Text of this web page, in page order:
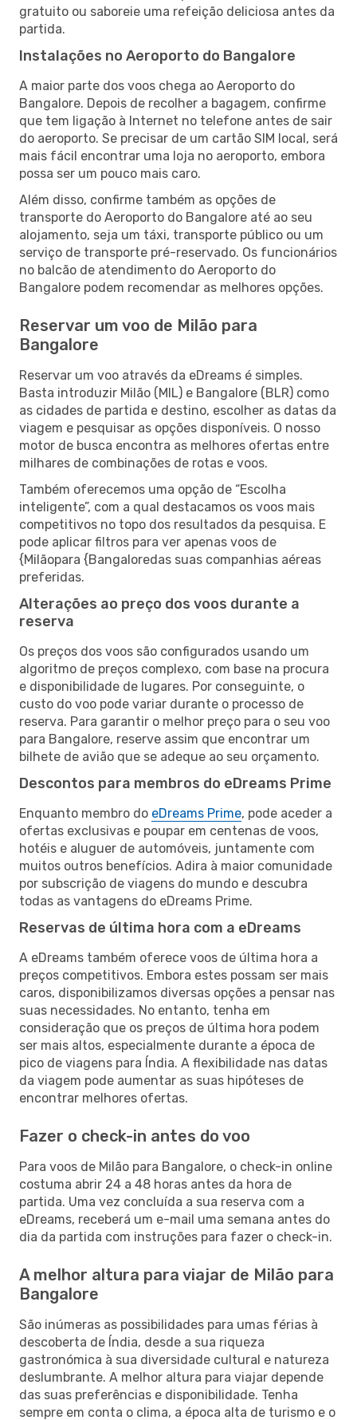
gratuito ou saboreie uma refeição deliciosa antes da
partida.
Instalações no Aeroporto do Bangalore
A maior parte dos voos chega ao Aeroporto do
Bangalore. Depois de recolher a bagagem, confirme
que tem ligação à Internet no telefone antes de sair
do aeroporto. Se precisar de um cartão SIM local, será
mais fácil encontrar uma loja no aeroporto, embora
possa ser um pouco mais caro.
Além disso, confirme também as opções de
transporte do Aeroporto do Bangalore até ao seu
alojamento, seja um táxi, transporte público ou um
serviço de transporte pré-reservado. Os funcionários
no balcão de atendimento do Aeroporto do
Bangalore podem recomendar as melhores opções.
Reservar um voo de Milão para
Bangalore
Reservar um voo através da eDreams é simples.
Basta introduzir Milão (MIL) e Bangalore (BLR) como
as cidades de partida e destino, escolher as datas da
viagem e pesquisar as opções disponíveis. O nosso
motor de busca encontra as melhores ofertas entre
milhares de combinações de rotas e voos.
Também oferecemos uma opção de “Escolha
inteligente”, com a qual destacamos os voos mais
competitivos no topo dos resultados da pesquisa. E
pode aplicar filtros para ver apenas voos de
{Milãopara {Bangaloredas suas companhias aéreas
preferidas.
Alterações ao preço dos voos durante a
reserva
Os preços dos voos são configurados usando um
algoritmo de preços complexo, com base na procura
e disponibilidade de lugares. Por conseguinte, o
custo do voo pode variar durante o processo de
reserva. Para garantir o melhor preço para o seu voo
para Bangalore, reserve assim que encontrar um
bilhete de avião que se adeque ao seu orçamento.
Descontos para membros do eDreams Prime
Enquanto membro do eDreams Prime, pode aceder a
ofertas exclusivas e poupar em centenas de voos,
hotéis e aluguer de automóveis, juntamente com
muitos outros benefícios. Adira à maior comunidade
por subscrição de viagens do mundo e descubra
todas as vantagens do eDreams Prime.
Reservas de última hora com a eDreams
A eDreams também oferece voos de última hora a
preços competitivos. Embora estes possam ser mais
caros, disponibilizamos diversas opções a pensar nas
suas necessidades. No entanto, tenha em
consideração que os preços de última hora podem
ser mais altos, especialmente durante a época de
pico de viagens para Índia. A flexibilidade nas datas
da viagem pode aumentar as suas hipóteses de
encontrar melhores ofertas.
Fazer o check-in antes do voo
Para voos de Milão para Bangalore, o check-in online
costuma abrir 24 a 48 horas antes da hora de
partida. Uma vez concluída a sua reserva com a
eDreams, receberá um e-mail uma semana antes do
dia da partida com instruções para fazer o check-in.
A melhor altura para viajar de Milão para
Bangalore
São inúmeras as possibilidades para umas férias à
descoberta de Índia, desde a sua riqueza
gastronómica à sua diversidade cultural e natureza
deslumbrante. A melhor altura para viajar depende
das suas preferências e disponibilidade. Tenha
sempre em conta o clima, a época alta de turismo e o